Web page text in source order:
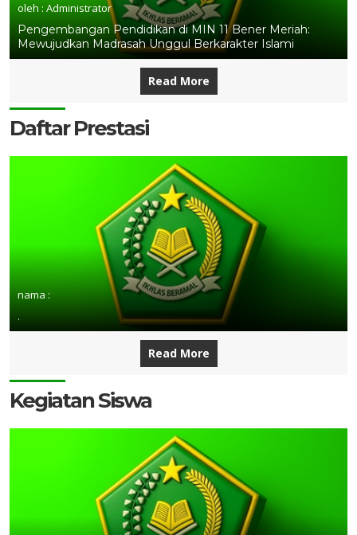
oleh : Administrator
Pengembangan Pendidikan di MIN 11 Bener Meriah:
Mewujudkan Madrasah Unggul Berkarakter Islami
Read More
Daftar Prestasi
nama :
.
Read More
Kegiatan Siswa